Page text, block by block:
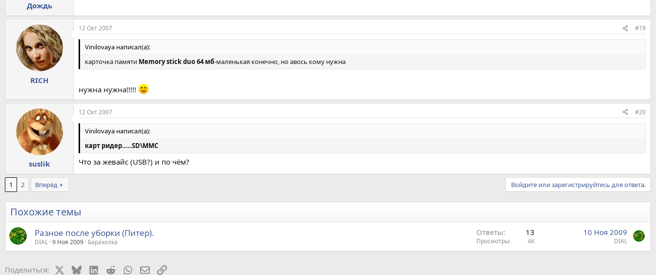
Дождь
RICH
12 Окт 2007 #19
Vinilovaya написал(а):
карточка памяти Memory stick duo 64 мб-маленькая конечно, но авось кому нужна
нужна нужна!!!!!
suslik
12 Окт 2007 #20
Vinilovaya написал(а):
карт ридер.....SD\MMC
Что за жевайс (USB?) и по чём?
1 2 Вперёд Войдите или зарегистрируйтесь для ответа.
Похожие темы
Разное после уборки (Питер).
DIAL 9 Ноя 2009 Барахолка
Ответы 13
Просмотры 4K
10 Ноя 2009
DIAL
Поделиться: BlueskyLinkedIn
Reddit WhatsApp
Электронная почта
Ссылка